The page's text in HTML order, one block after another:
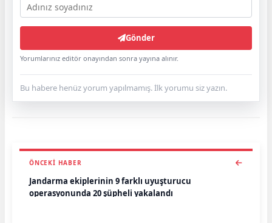
Gönder
Yorumlarınız editör onayından sonra yayına alınır.
Bu habere henüz yorum yapılmamış. İlk yorumu siz yazın.
ÖNCEKI HABER
Jandarma ekiplerinin 9 farklı uyuşturucu
operasyonunda 20 şüpheli yakalandı